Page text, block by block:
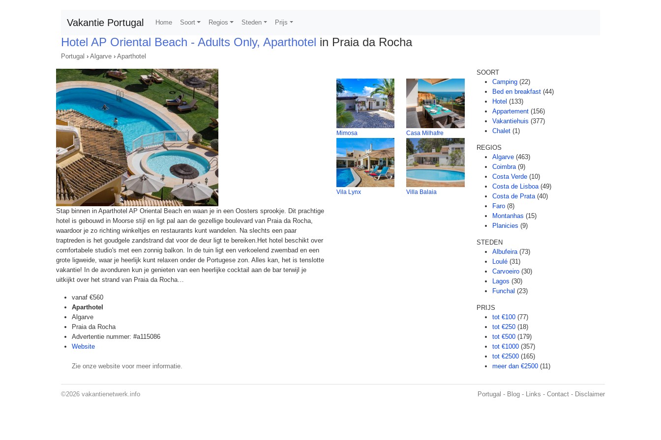
Vakantie Portugal Home Soort Regios Steden Prijs
Hotel AP Oriental Beach - Adults Only, Aparthotel in Praia da Rocha
Portugal › Algarve › Aparthotel
Stap binnen in Aparthotel AP Oriental Beach en waan je in een Oosters sprookje. Dit prachtige
hotel is gebouwd in Moorse stijl en ligt pal aan de gezellige boulevard van Praia da Rocha,
waardoor je zo richting winkeltjes en restaurants kunt wandelen. Na slechts een paar
traptreden is het goudgele zandstrand dat voor de deur ligt te bereiken.Het hotel beschikt over
comfortabele studio's met een zonnig balkon. In de tuin ligt een verkoelend zwembad en een
grote ligweide, waar je heerlijk kunt relaxen onder de Portugese zon. Alles kan, het is tenslotte
vakantie! In de avonduren kun je genieten van een heerlijke cocktail aan de bar terwijl je
uitkijkt over het strand van Praia da Rocha…
vanaf €560
Aparthotel
Algarve
Praia da Rocha
Advertentie nummer: #a115086
Website
Zie onze website voor meer informatie.
Mimosa Casa Milhafre
Vila Lynx Villa Balaia
SOORT
Camping (22)
Bed en breakfast (44)
Hotel (133)
Appartement (156)
Vakantiehuis (377)
Chalet (1)
REGIOS
Algarve (463)
Coimbra (9)
Costa Verde (10)
Costa de Lisboa (49)
Costa de Prata (40)
Faro (8)
Montanhas (15)
Planicies (9)
STEDEN
Albufeira (73)
Loulé (31)
Carvoeiro (30)
Lagos (30)
Funchal (23)
PRIJS
tot €100 (77)
tot €250 (18)
tot €500 (179)
tot €1000 (357)
tot €2500 (165)
meer dan €2500 (11)
©2026 vakantienetwerk.info Portugal - Blog - Links - Contact - Disclaimer